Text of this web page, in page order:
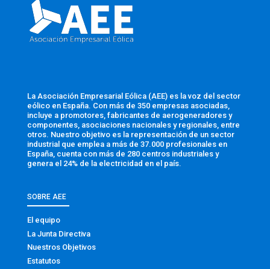
La Asociación Empresarial Eólica (AEE) es la voz del sector
eólico en España. Con más de 350 empresas asociadas,
incluye a promotores, fabricantes de aerogeneradores y
componentes, asociaciones nacionales y regionales, entre
otros. Nuestro objetivo es la representación de un sector
industrial que emplea a más de 37.000 profesionales en
España, cuenta con más de 280 centros industriales y
genera el 24% de la electricidad en el país.
SOBRE AEE
El equipo
La Junta Directiva
Nuestros Objetivos
Estatutos